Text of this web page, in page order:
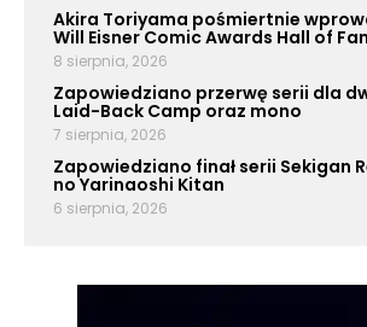
Akira Toriyama pośmiertnie
Will Eisner Comic Awards Hall of
8 sierpnia, 2026
Zapowiedziano przerwę serii dla
Laid-Back Camp oraz mono
7 sierpnia, 2026
Zapowiedziano finał serii Sekigan
no Yarinaoshi Kitan
6 sierpnia, 2026